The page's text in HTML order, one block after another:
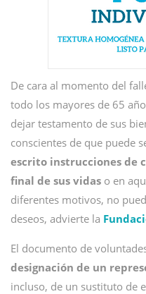
De cara al momento del
todo los mayores de 65
dejar testamento de sus
conscientes de que puede
escrito instrucciones de
final de sus vidas o en
diferentes motivos, no
deseos, advierte la
El documento de
designación de un
incluso, de un sustituto de